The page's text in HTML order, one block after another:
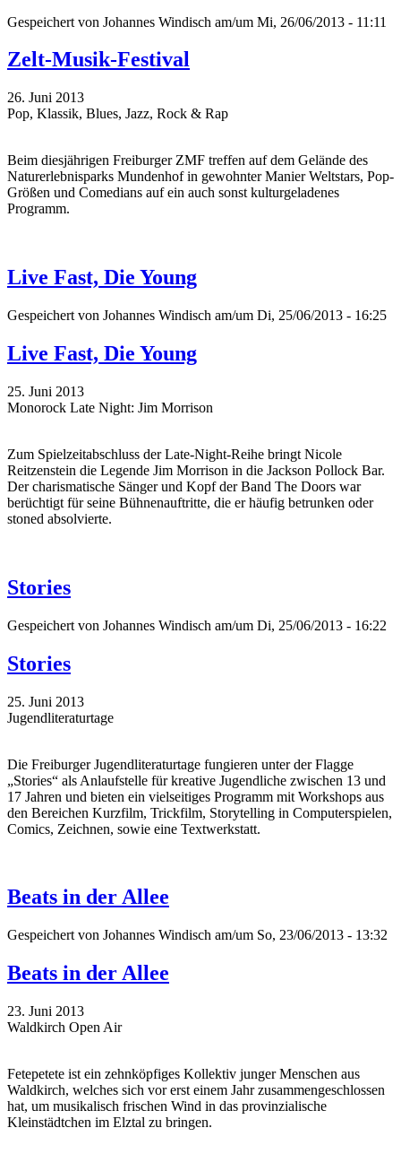
Gespeichert von Johannes Windisch am/um Mi, 26/06/2013 - 11:11
Zelt-Musik-Festival
26. Juni 2013
Pop, Klassik, Blues, Jazz, Rock & Rap
Beim diesjährigen Freiburger ZMF treffen auf dem Gelände des
Naturerlebnisparks Mundenhof in gewohnter Manier Weltstars, Pop-
Größen und Comedians auf ein auch sonst kulturgeladenes
Programm.
Live Fast, Die Young
Gespeichert von Johannes Windisch am/um Di, 25/06/2013 - 16:25
Live Fast, Die Young
25. Juni 2013
Monorock Late Night: Jim Morrison
Zum Spielzeitabschluss der Late-Night-Reihe bringt Nicole
Reitzenstein die Legende Jim Morrison in die Jackson Pollock Bar.
Der charismatische Sänger und Kopf der Band The Doors war
berüchtigt für seine Bühnenauftritte, die er häufig betrunken oder
stoned absolvierte.
Stories
Gespeichert von Johannes Windisch am/um Di, 25/06/2013 - 16:22
Stories
25. Juni 2013
Jugendliteraturtage
Die Freiburger Jugendliteraturtage fungieren unter der Flagge
„Stories“ als Anlaufstelle für kreative Jugendliche zwischen 13 und
17 Jahren und bieten ein vielseitiges Programm mit Workshops aus
den Bereichen Kurzfilm, Trickfilm, Storytelling in Computerspielen,
Comics, Zeichnen, sowie eine Textwerkstatt.
Beats in der Allee
Gespeichert von Johannes Windisch am/um So, 23/06/2013 - 13:32
Beats in der Allee
23. Juni 2013
Waldkirch Open Air
Fetepetete ist ein zehnköpfiges Kollektiv junger Menschen aus
Waldkirch, welches sich vor erst einem Jahr zusammengeschlossen
hat, um musikalisch frischen Wind in das provinzialische
Kleinstädtchen im Elztal zu bringen.